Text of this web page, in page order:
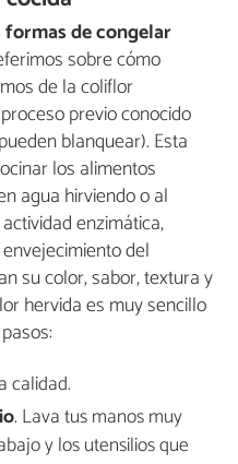
de congelar
sobre cómo
de la coliflor
previo conocido
blanquear). Esta
los alimentos
agua hirviendo o al
enzimática,
del
su color, sabor, textura y
hervida es muy sencillo
calidad.
. Lava tus manos muy
y los utensilios que